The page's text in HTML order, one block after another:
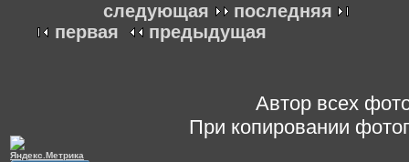
следующая
последняя
первая
предыдущая
Автор всех
При копировании